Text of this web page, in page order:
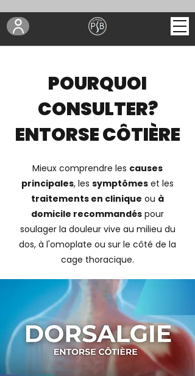
POURQUOI
CONSULTER?
ENTORSE CÔTIÈRE
Mieux comprendre les causes
principales, les symptômes et les
traitements en clinique ou à
domicile recommandés pour
soulager la douleur vive au milieu du
dos, à l'omoplate ou sur le côté de la
cage thoracique.